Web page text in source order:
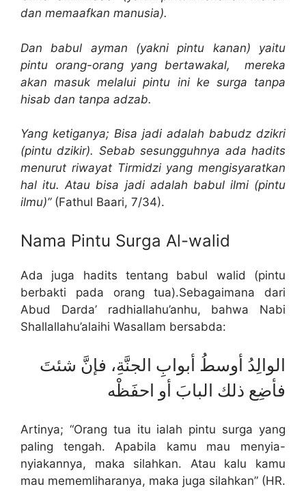
dan memaafkan manusia).
Dan babul ayman (yakni pintu kanan) yaitu
pintu orang-orang yang bertawakal, mereka
akan masuk melalui pintu ini ke surga tanpa
hisab dan tanpa adzab.
Yang ketiganya; Bisa jadi adalah babudz dzikri
(pintu dzikir). Sebab sesungguhnya ada hadits
menurut riwayat Tirmidzi yang mengisyaratkan
hal itu. Atau bisa jadi adalah babul ilmi (pintu
ilmu)”(Fathul Baari, 7/34).
Nama Pintu Surga Al-walid
Ada juga hadits tentang babul walid (pintu
berbakti pada orang tua).Sebagaimana dari
Abud Darda’ radhiallahu’anhu, bahwa Nabi
Shallallahu’alaihi Wasallam bersabda:
الوالِدُ أوسطُ أبوابِ الجنَّةِ، فإنَّ شئتَ
فأضِع ذلك البابَ أو احفَظْه
Artinya; “Orang tua itu ialah pintu surga yang
paling tengah. Apabila kamu mau menyia-
nyiakannya, maka silahkan. Atau kalu kamu
mau mememliharanya, maka juga silahkan” (HR.